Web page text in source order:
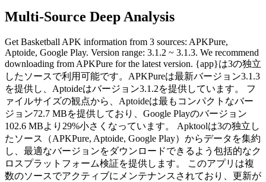
Multi-Source Deep Analysis
Get Basketball APK information from 3 sources: APKPure,
Aptoide, Google Play. Version range: 3.1.2 ~ 3.1.3. We recommend
downloading from APKPure for the latest version. {app}は3の独立
したソースで利用可能です。APKPureは最新バージョン3.1.3
を提供し、Aptoideはバージョン3.1.2を提供しています。 フ
ァイルサイズの観点から、Aptoideは最もコンパクトなバー
ジョン72.7 MBを提供しており、Google Playのバージョン
102.6 MBより29%小さくなっています。 Apktoolは3の独立し
たソース（APKPure, Aptoide, Google Play）からデータを集約
し、最適なバージョンをダウンロードできるよう包括的なク
ロスプラットフォーム検証を提供します。 このアプリは複
数のソースでアクティブにメンテナンスされており、更新が